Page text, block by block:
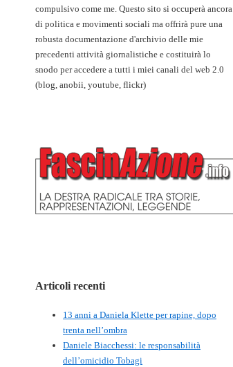
compulsivo come me. Questo sito si occuperà ancora
di politica e movimenti sociali ma offrirà pure una
robusta documentazione d'archivio delle mie
precedenti attività giornalistiche e costituirà lo
snodo per accedere a tutti i miei canali del web 2.0
(blog, anobii, youtube, flickr)
Articoli recenti
13 anni a Daniela Klette per rapine, dopo
trenta nell’ombra
Daniele Biacchessi: le responsabilità
dell’omicidio Tobagi